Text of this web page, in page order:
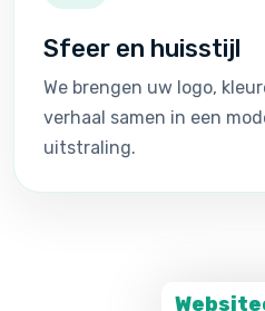
Sfeer en huisstijl
We brengen uw logo,
verhaal samen in een
uitstraling.